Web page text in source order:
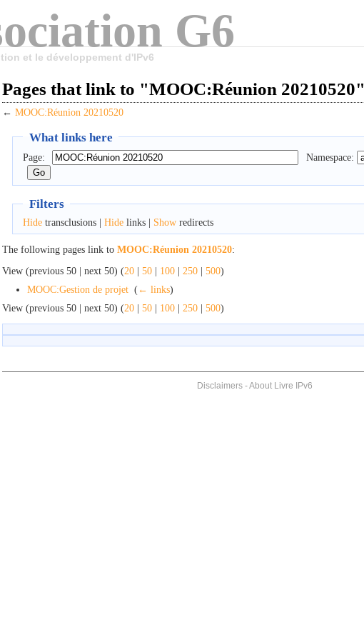
G6
et le développement d'IPv6
Pages that link to "MOOC:Réunion 20210520"
← MOOC:Réunion 20210520
What links here
Page: Namespace:
Filters
Hidetransclusions | Hidelinks | Showredirects
The following pages link to MOOC:Réunion 20210520:
View (previous 50 | next 50) (20 | 50 | 100 | 250 | 500)
MOOC:Gestion de projet ( ← links)
View (previous 50 | next 50) (20 | 50 | 100 | 250 | 500)
Disclaimers-About Livre IPv6